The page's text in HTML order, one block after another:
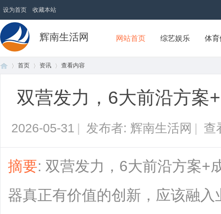
设为首页 收藏本站
辉南生活网 网站首页 综艺娱乐 体
首页 资讯 查看内容
双营发力，6大前沿方案
2026-05-31 | 发布者: 辉南生活网 | 查
摘要: 双营发力，6大前沿方案+
器真正有价值的创新，应该融